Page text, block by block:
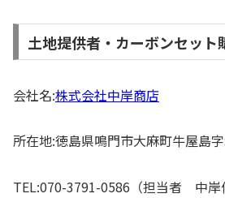
土地提供者・カーボンセット
会社名:株式会社中岸商店
所在地:徳島県鳴門市大麻町牛屋島
TEL:070-3791-0586（担当者 中岸